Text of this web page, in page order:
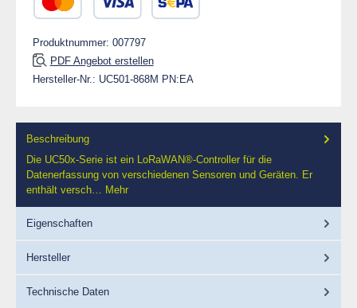
Produktnummer: 007797
PDF Angebot erstellen
Hersteller-Nr.: UC501-868M PN:EA
Beschreibung
Die UC50x-Serie ist ein LoRaWAN®-Controller für die
Datenerfassung von verschiedenen Sensoren und Geräten. Er
enthält versch… Mehr
Eigenschaften
Hersteller
Technische Daten